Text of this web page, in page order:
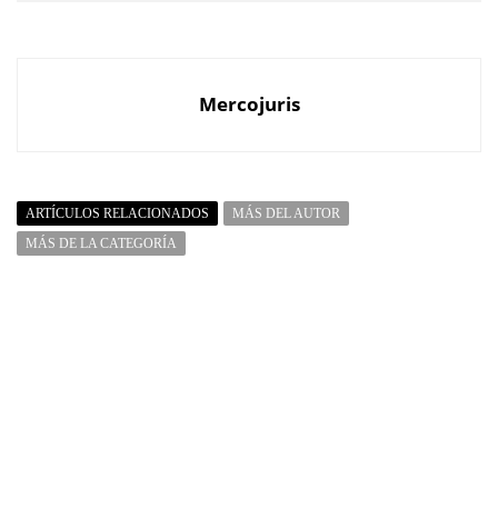
Mercojuris
ARTÍCULOS RELACIONADOS
MÁS DEL AUTOR
MÁS DE LA CATEGORÍA